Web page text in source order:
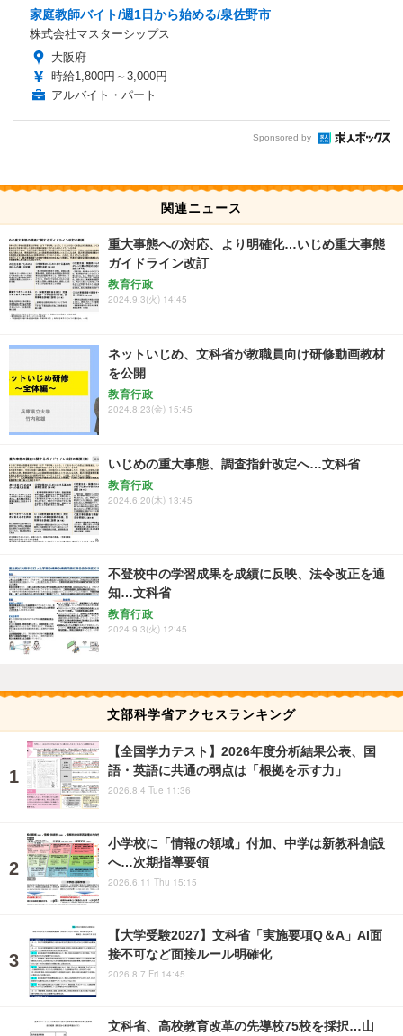
家庭教師バイト/週1日から始める/泉佐野市
株式会社マスターシップス
大阪府
時給1,800円～3,000円
アルバイト・パート
Sponsored by
関連ニュース
重大事態への対応、より明確化…いじめ重大事態
ガイドライン改訂
教育行政
2024.9.3(火) 14:45
ネットいじめ、文科省が教職員向け研修動画教材
を公開
教育行政
2024.8.23(金) 15:45
いじめの重大事態、調査指針改定へ…文科省
教育行政
2024.6.20(木) 13:45
不登校中の学習成果を成績に反映、法令改正を通
知…文科省
教育行政
2024.9.3(火) 12:45
文部科学省アクセスランキング
【全国学力テスト】2026年度分析結果公表、国
語・英語に共通の弱点は「根拠を示す力」
2026.8.4 Tue 11:36
小学校に「情報の領域」付加、中学は新教科創設
へ…次期指導要領
2026.6.11 Thu 15:15
【大学受験2027】文科省「実施要項Q＆A」AI面
接不可など面接ルール明確化
2026.8.7 Fri 14:45
文科省、高校教育改革の先導校75校を採択…山